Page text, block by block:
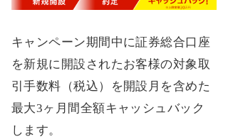
キャンペーン期間中に証券総合口座
を新規に開設されたお客様の対象取
引手数料（税込）を開設月を含めた
最大3ヶ月間全額キャッシュバック
します。